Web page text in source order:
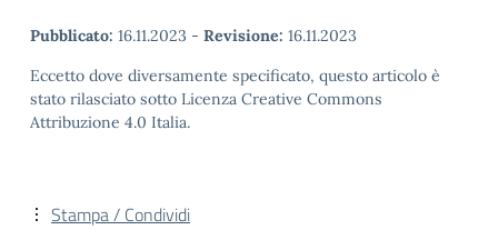
Pubblicato: 16.11.2023 - Revisione: 16.11.2023
Eccetto dove diversamente specificato, questo articolo è
stato rilasciato sotto Licenza Creative Commons
Attribuzione 4.0 Italia.
Stampa / Condividi